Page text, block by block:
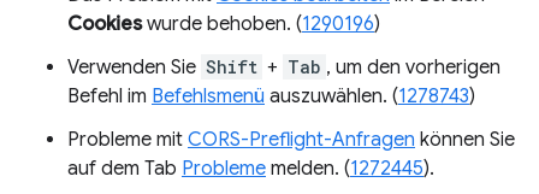
Cookieswurde behoben. (1290196)
Verwenden Sie Shift + Tab , um den vorherigen
Befehl im Befehlsmenü auszuwählen. (1278743)
Probleme mit CORS-Preflight-Anfragen können Sie
auf dem Tab Probleme melden. (1272445).